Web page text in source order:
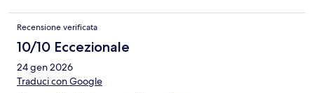
Recensione verificata
10/10 Eccezionale
24 gen 2026
Traduci con Google